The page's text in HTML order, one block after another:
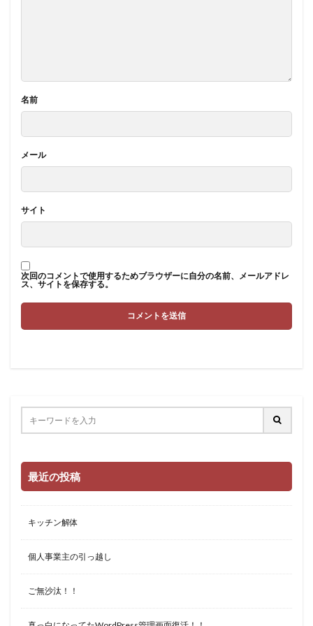
名前
メール
サイト
次回のコメントで使用するためブラウザーに自分の名前、メールアドレ
ス、サイトを保存する。
最近の投稿
キッチン解体
個人事業主の引っ越し
ご無沙汰！！